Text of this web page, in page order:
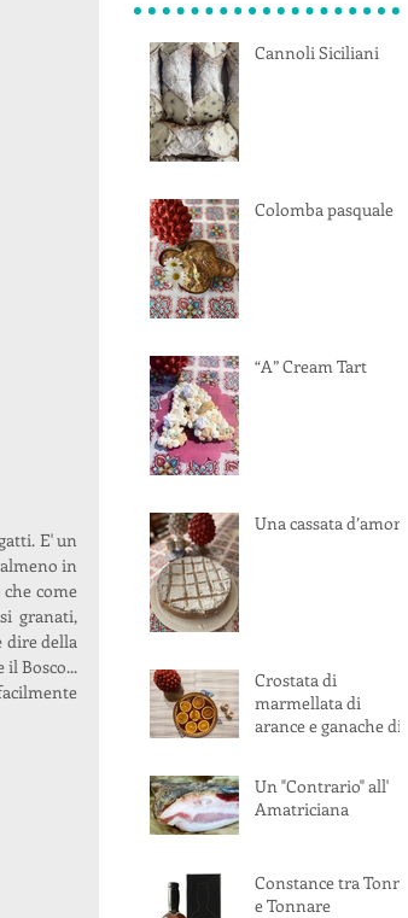
E' un
in
come
granati,
dire della
Bosco...
Cannoli Siciliani
Colomba pasquale
“A” Cream Tart
Una cassata d’amore
Crostata di
marmellata di
arance e ganache di
Un "Contrario" all'
Amatriciana
Constance tra Tonni
e Tonnare